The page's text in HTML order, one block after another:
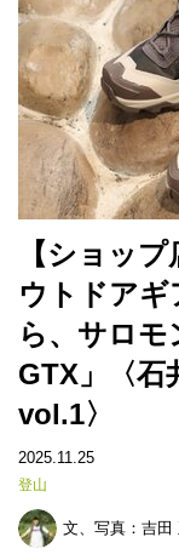
【ショッ
ウトドアギ
ら、サロ
GTX」〈石
vol.1〉
2025.11.25
登山
文、写真： 吉田